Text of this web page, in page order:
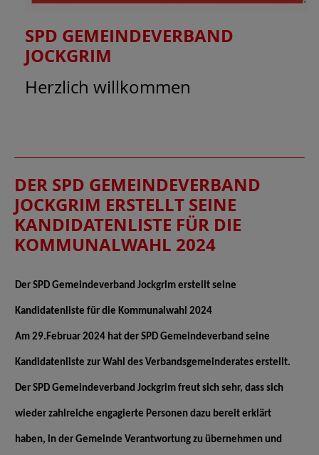
SPD GEMEINDEVERBAND
JOCKGRIM
Herzlich willkommen
DER SPD GEMEINDEVERBAND
JOCKGRIM ERSTELLT SEINE
KANDIDATENLISTE FÜR DIE
KOMMUNALWAHL 2024
Der SPD Gemeindeverband Jockgrim erstellt seine
Kandidatenliste für die Kommunalwahl 2024
Am 29.Februar 2024 hat der SPD Gemeindeverband seine
Kandidatenliste zur Wahl des Verbandsgemeinderates erstellt.
Der SPD Gemeindeverband Jockgrim freut sich sehr, dass sich
wieder zahlreiche engagierte Personen dazu bereit erklärt
haben, in der Gemeinde Verantwortung zu übernehmen und